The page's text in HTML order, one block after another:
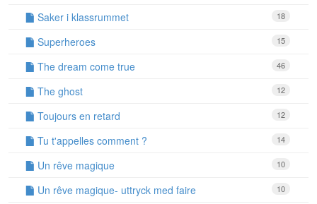
18
Saker i klassrummet
15
Superheroes
46
The dream come true
12
The ghost
12
Toujours en retard
14
Tu t'appelles comment ?
10
Un rêve magique
10
Un rêve magique- uttryck med faire